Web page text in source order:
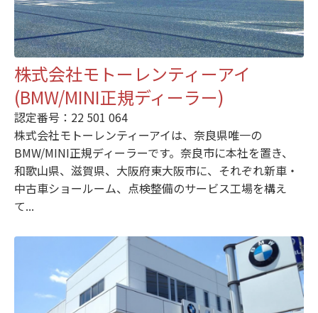
株式会社モトーレンティーアイ
(BMW/MINI正規ディーラー)
認定番号：22 501 064
株式会社モトーレンティーアイは、奈良県唯一の
BMW/MINI正規ディーラーです。奈良市に本社を置き、
和歌山県、滋賀県、大阪府東大阪市に、それぞれ新車・
中古車ショールーム、点検整備のサービス工場を構え
て...